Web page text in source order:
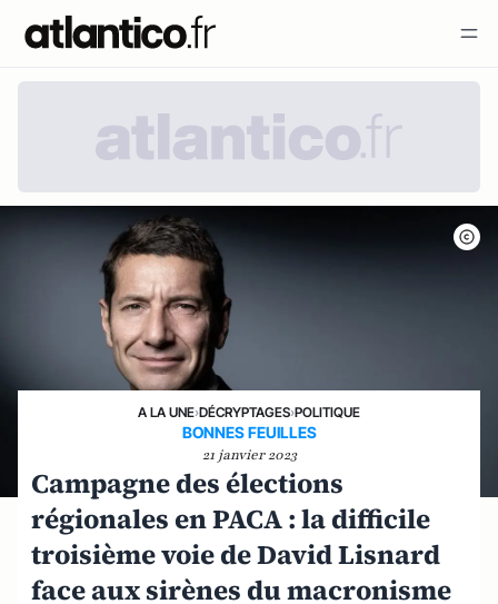
A LA UNE›DÉCRYPTAGES›POLITIQUE
BONNES FEUILLES
21 janvier 2023
Campagne des élections
régionales en PACA : la difficile
troisième voie de David Lisnard
face aux sirènes du macronisme